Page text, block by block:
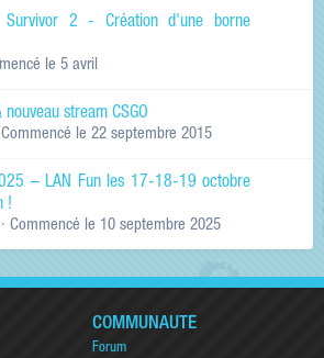
2 - Création d'une borne
le 5 avril
stream CSGO
Commencé le 22 septembre 2015
– LAN Fun les 17-18-19 octobre
!
· Commencé le 10 septembre 2025
COMMUNAUTÉ
Forum